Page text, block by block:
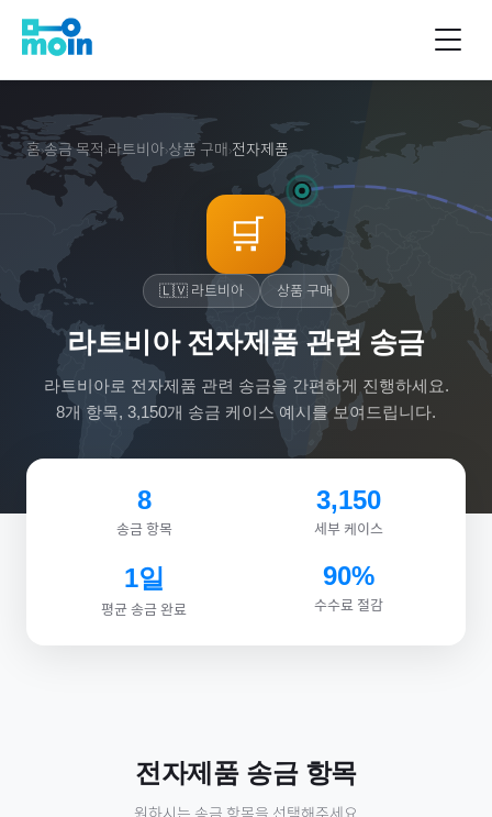
홈›송금 목적 ›라트비아›상품 구매 ›전자제품
🛒
🇱🇻 라트비아 상품 구매
라트비아 전자제품 관련 송금
라트비아로 전자제품 관련 송금을 간편하게 진행하세요.
8개 항목, 3,150개 송금 케이스 예시를 보여드립니다.
8
송금 항목
3,150
세부 케이스
1일
평균 송금 완료
90%
수수료 절감
전자제품송금 항목